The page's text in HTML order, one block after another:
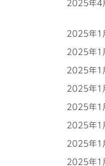
2025年4
2025年1
2025年1
2025年1
2025年1
2025年1
2025年1
2025年1
2025年1